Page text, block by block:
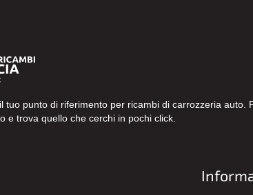
tuo punto di riferimento per ricambi di carrozzeria
e trova quello che cerchi in pochi click.